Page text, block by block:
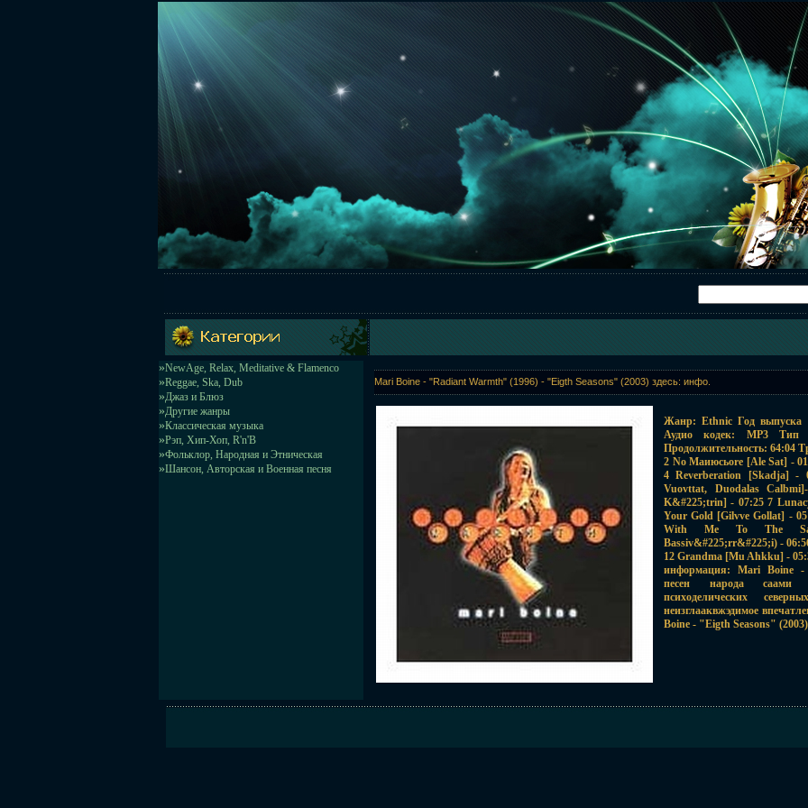
»NewAge, Relax, Meditative & Flamenco
»Reggae, Ska, Dub
»Джаз и Блюз
»Другие жанры
»Классическая музыка
»Рэп, Хип-Хоп, R'n'B
»Фольклор, Народная и Этническая
»Шансон, Авторская и Военная песня
Mari Boine - "Radiant Warmth" (1996) - "Eigth Seasons" (2003) здесь: инфо.
Жанр: Ethnic Год выпуска
Аудио кодек: MP3 Тип
Продолжительность: 64:04
2 No Mаиюсьore [Ale Sat] -
4 Reverberation [Skadja] -
Vuovttat, Duodalas
K&#225;trin] - 07:25 7
Your Gold [Gilvve Gollat] -
With Me To The
Bassiv&#225;rr&#225;i) -
12 Grandma [Mu Ahkku] -
информация: Mari Boine -
песен народа саами
психоделических
неизглааквжэдимое
Boine - "Eigth Seasons" (2003)